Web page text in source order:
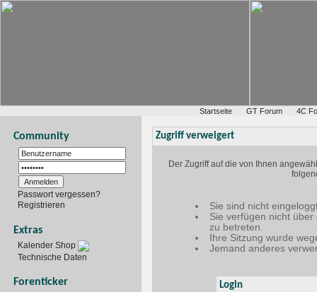
Startseite GT Forum 4C
Community
Passwort vergessen?
Registrieren
Extras
Kalender Shop
Technische Daten
Forenticker
Zugriff verweigert
Der Zugriff auf die von Ihnen
Sie sind nicht
Sie verfügen nicht
zu betreten.
Ihre Sitzung wurde
Jemand anderes
Login